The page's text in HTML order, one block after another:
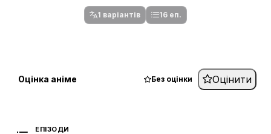
1 варіантів 16 еп.
Оцінка аніме Без оцінки Оцінити
ЕПІЗОДИ